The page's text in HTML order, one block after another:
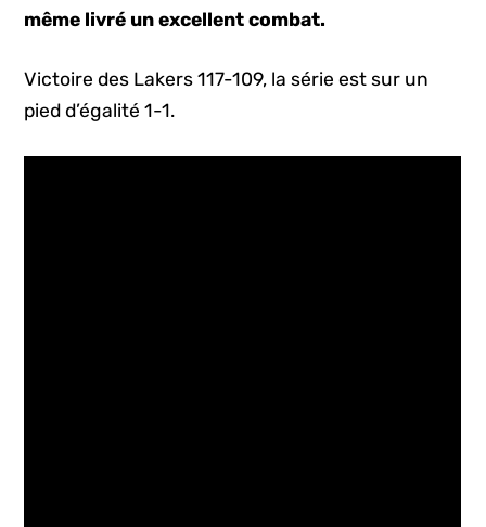
même livré un excellent combat.
Victoire des Lakers 117-109, la série est sur un
pied d’égalité 1-1.